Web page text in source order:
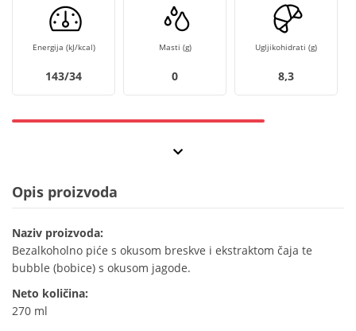
Energija (kJ/kcal)
143/34
Masti (g)
0
Ugljikohidrati (g)
8,3
Opis proizvoda
Naziv proizvoda:
Bezalkoholno piće s okusom breskve i ekstraktom čaja te
bubble (bobice) s okusom jagode.
Neto količina:
270 ml